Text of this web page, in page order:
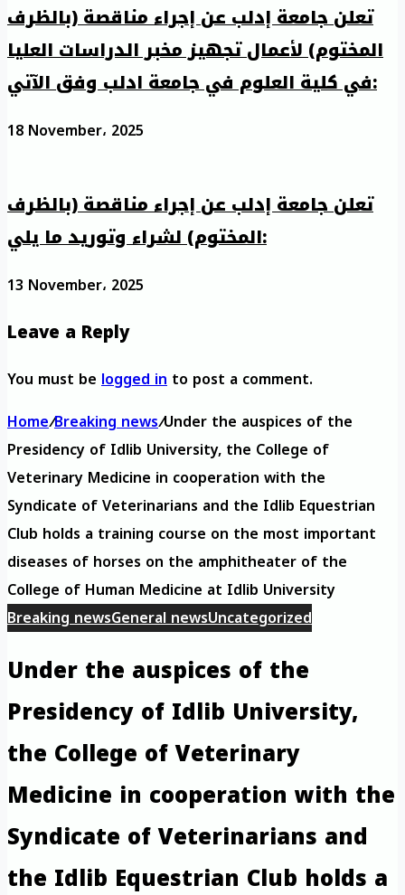
تعلن جامعة إدلب عن إجراء مناقصة (بالظرف
المختوم) لأعمال تجهيز مخبر الدراسات العليا
في كلية العلوم في جامعة ادلب وفق الآتي:
18 November، 2025
تعلن جامعة إدلب عن إجراء مناقصة (بالظرف
المختوم) لشراء وتوريد ما يلي:
13 November، 2025
Leave a Reply
You must belogged into post a comment.
Home/Breaking news/Under the auspices of the
Presidency of Idlib University, the College of
Veterinary Medicine in cooperation with the
Syndicate of Veterinarians and the Idlib Equestrian
Club holds a training course on the most important
diseases of horses on the amphitheater of the
College of Human Medicine at Idlib University
Breaking newsGeneral newsUncategorized
Under the auspices of the
Presidency of Idlib University,
the College of Veterinary
Medicine in cooperation with the
Syndicate of Veterinarians and
the Idlib Equestrian Club holds a